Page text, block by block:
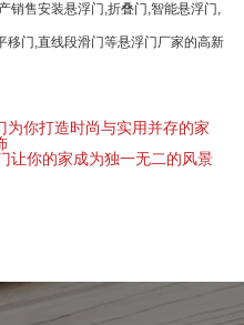
销售安装悬浮门,折叠门,智能悬浮门,
移门,直线段滑门等悬浮门厂家的高新
为你打造时尚与实用并存的家
让你的家成为独一无二的风景